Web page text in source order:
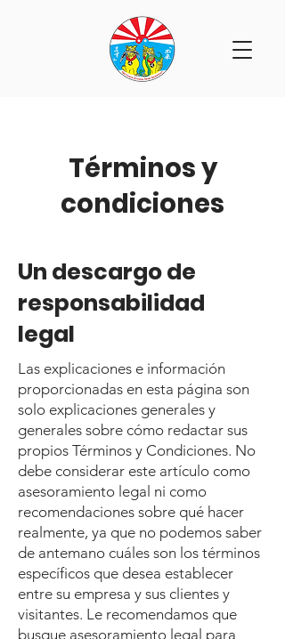
Términos y
condiciones
Un descargo de
responsabilidad
legal
Las explicaciones e información
proporcionadas en esta página son
solo explicaciones generales y
generales sobre cómo redactar sus
propios Términos y Condiciones. No
debe considerar este artículo como
asesoramiento legal ni como
recomendaciones sobre qué hacer
realmente, ya que no podemos saber
de antemano cuáles son los términos
específicos que desea establecer
entre su empresa y sus clientes y
visitantes. Le recomendamos que
busque asesoramiento legal para